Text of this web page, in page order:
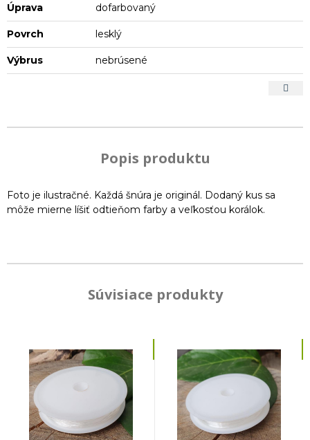
Úprava dofarbovaný
Povrch lesklý
Výbrus nebrúsené
Popis produktu
Foto je ilustračné. Každá šnúra je originál. Dodaný kus sa
môže mierne líšiť odtieňom farby a veľkosťou korálok.
Súvisiace produkty